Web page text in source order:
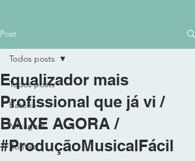
Post
Todos posts
Bateria
MIxagem
Kontakt
Todos posts
Equalizador mais
Profissional que já vi /
BAIXE AGORA /
#ProduçãoMusicalFácil